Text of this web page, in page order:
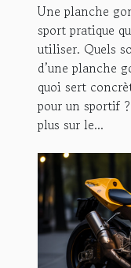
Une planche
sport pratique
utiliser. Quels
d’une planche
quoi sert
pour un sportif
plus sur le...